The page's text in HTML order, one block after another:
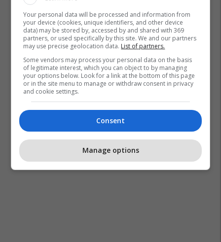
Kuba
Your personal data will be processed and information from
your device (cookies, unique identifiers, and other device
data) may be stored by, accessed by and shared with 369
partners, or used specifically by this site. We and our partners
may use precise geolocation data. List of partners.
Some vendors may process your personal data on the basis
of legitimate interest, which you can object to by managing
your options below. Look for a link at the bottom of this page
or in the site menu to manage or withdraw consent in privacy
and cookie settings.
Consent
Manage options